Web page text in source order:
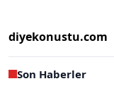
diyekonustu.com
Son Haberler